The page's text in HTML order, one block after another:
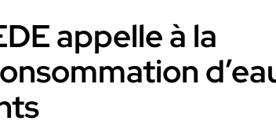
appelle à la